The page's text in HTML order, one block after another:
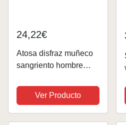
24,22€
Atosa disfraz muñeco
sangriento hombre
Ver Producto